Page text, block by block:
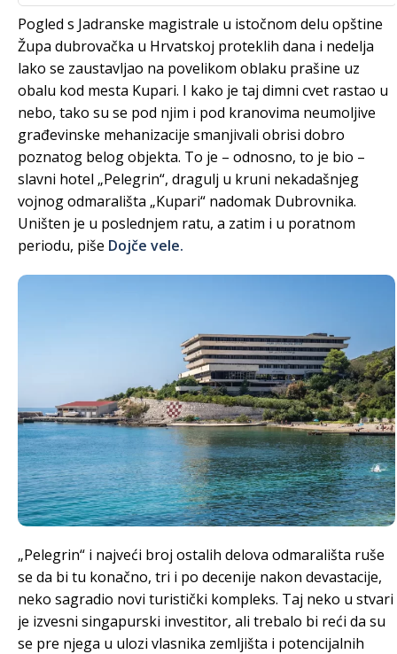
Pogled s Jadranske magistrale u istočnom delu opštine
Župa dubrovačka u Hrvatskoj proteklih dana i nedelja
lako se zaustavljao na povelikom oblaku prašine uz
obalu kod mesta Kupari. I kako je taj dimni cvet rastao u
nebo, tako su se pod njim i pod kranovima neumoljive
građevinske mehanizacije smanjivali obrisi dobro
poznatog belog objekta. To je – odnosno, to je bio –
slavni hotel „Pelegrin“, dragulj u kruni nekadašnjeg
vojnog odmarališta „Kupari“ nadomak Dubrovnika.
Uništen je u poslednjem ratu, a zatim i u poratnom
periodu, piše Dojče vele.
„Pelegrin“ i najveći broj ostalih delova odmarališta ruše
se da bi tu konačno, tri i po decenije nakon devastacije,
neko sagradio novi turistički kompleks. Taj neko u stvari
je izvesni singapurski investitor, ali trebalo bi reći da su
se pre njega u ulozi vlasnika zemljišta i potencijalnih